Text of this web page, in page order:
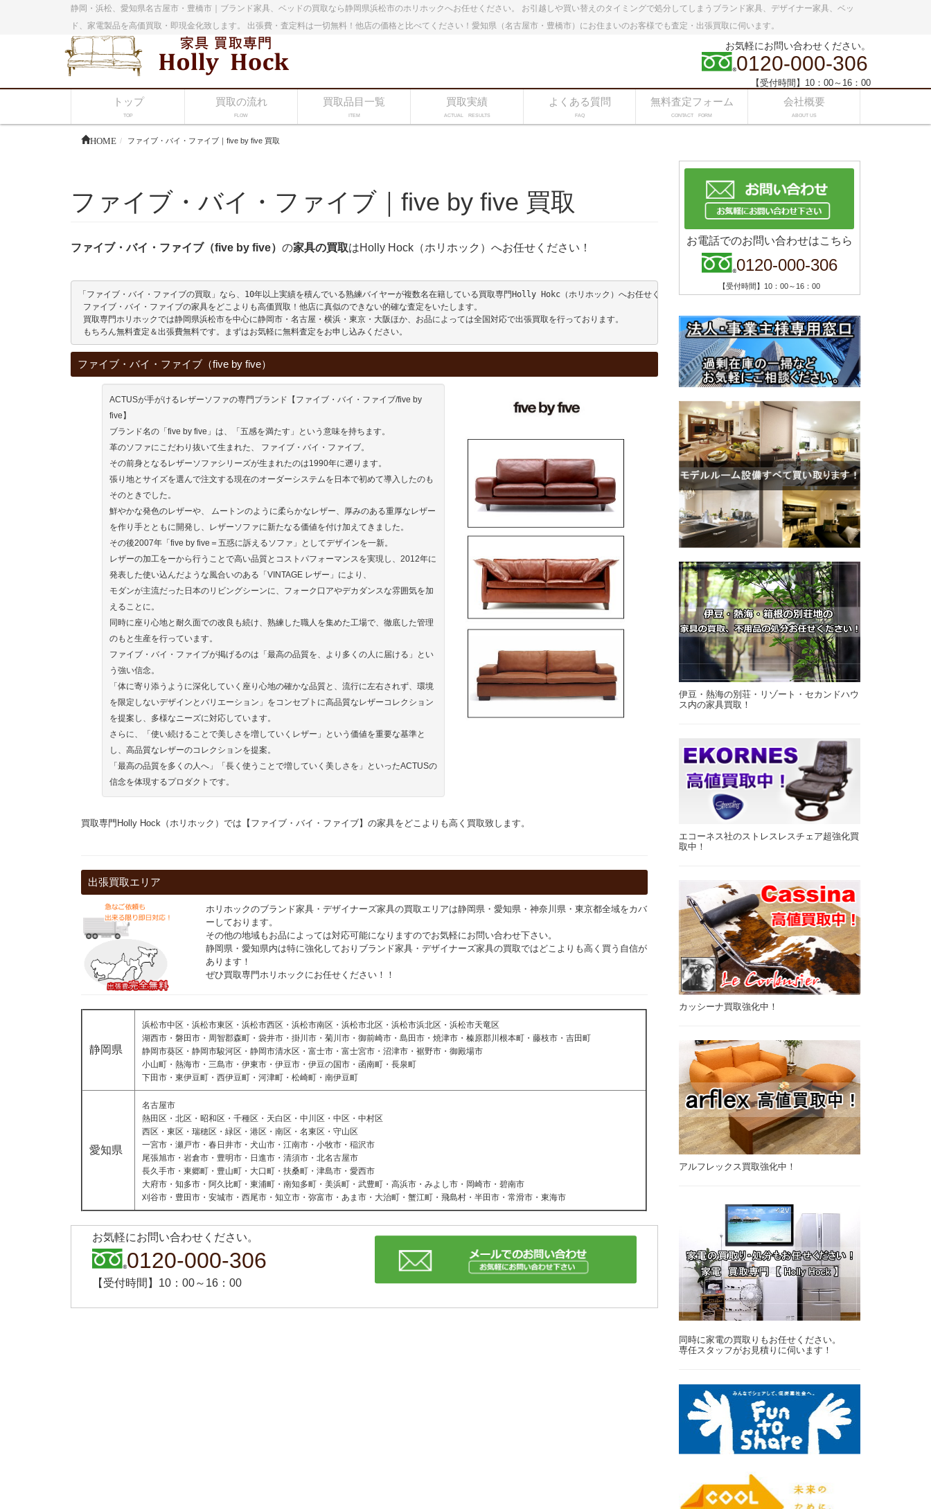
静岡・浜松、愛知県名古屋市・豊橋市｜ブランド家具、ベッドの買取なら静岡県浜松市のホリホックへお任せください。 お引越しや買い替えのタイミングで処分してしまうブランド家具、デザイナー家具、ベッ
ド、家電製品を高価買取・即現金化致します。 出張費・査定料は一切無料！他店の価格と比べてください！愛知県（名古屋市・豊橋市）にお住まいのお客様でも査定・出張買取に伺います。
お気軽にお問い合わせください。
0120-000-306
【受付時間】10：00～16：00
トップ
TOP
買取の流れ
FLOW
買取品目一覧
ITEM
買取実績
ACTUAL RESULTS
よくある質問
FAQ
無料査定フォーム
CONTACT FORM
会社概要
ABOUT US
HOME ファイブ・バイ・ファイブ｜five by five 買取
ファイブ・バイ・ファイブ｜five by five 買取
ファイブ・バイ・ファイブ（five by five） の家具の買取はHolly Hock（ホリホック）へお任せください！
「ファイブ・バイ・ファイブの買取」なら、10年以上実績を積んでいる熟練バイヤーが複数名在籍している買取専門Holly Hokc（ホリホック）へお任せください！
ファイブ・バイ・ファイブの家具をどこよりも高価買取！他店に真似のできない的確な査定をいたします。
買取専門ホリホックでは静岡県浜松市を中心に静岡市・名古屋・横浜・東京・大阪ほか、お品によっては全国対応で出張買取を行っております。
もちろん無料査定＆出張費無料です。まずはお気軽に無料査定をお申し込みください。
ファイブ・バイ・ファイブ（five by five）
ACTUSが手がけるレザーソファの専門ブランド【ファイブ・バイ・ファイブ/five by
five】
ブランド名の「five by five」は、「五感を満たす」という意味を持ちます。
革のソファにこだわり抜いて生まれた、 ファイブ・バイ・ファイブ。
その前身となるレザーソファシリーズが生まれたのは1990年に遡ります。
張り地とサイズを選んで注文する現在のオーダーシステムを日本で初めて導入したのも
そのときでした。
鮮やかな発色のレザーや、 ムートンのように柔らかなレザー、厚みのある重厚なレザー
を作り手とともに開発し、レザーソファに新たなる価値を付け加えてきました。
その後2007年「five by five＝五惑に訴えるソファ」としてデザインを一新。
レザーの加工をーから行うことで高い品質とコストパフォーマンスを実現し、2012年に
発表した使い込んだような風合いのある「VINTAGE レザー」により、
モダンが主流だった日本のリビングシーンに、フォーク口アやデカダンスな雰囲気を加
えることに。
同時に座り心地と耐久面での改良も続け、熟練した職人を集めた工場で、徹底した管理
のもと生産を行っています。
ファイブ・バイ・ファイブが掲げるのは「最高の品質を、より多くの人に届ける」とい
う強い信念。
「体に寄り添うように深化していく座り心地の確かな品質と、流行に左右されず、環境
を限定しないデザインとバリエーション」をコンセプトに高品質なレザーコレクション
を提案し、多様なニーズに対応しています。
さらに、「使い続けることで美しさを増していくレザー」という価値を重要な基準と
し、高品質なレザーのコレクションを提案。
「最高の品質を多くの人へ」「長く使うことで増していく美しさを」といったACTUSの
信念を体現するプロダクトです。
買取専門Holly Hock（ホリホック）では【ファイブ・バイ・ファイブ】の家具をどこよりも高く買取致します。
出張買取エリア
ホリホックのブランド家具・デザイナーズ家具の買取エリアは静岡県・愛知県・神奈川県・東京都全域をカバ
ーしております。
その他の地域もお品によっては対応可能になりますのでお気軽にお問い合わせ下さい。
静岡県・愛知県内は特に強化しておりブランド家具・デザイナーズ家具の買取ではどこよりも高く買う自信が
あります！
ぜひ買取専門ホリホックにお任せください！！
静岡県
浜松市中区・浜松市東区・浜松市西区・浜松市南区・浜松市北区・浜松市浜北区・浜松市天竜区
湖西市・磐田市・周智郡森町・袋井市・掛川市・菊川市・御前崎市・島田市・焼津市・榛原郡川根本町・藤枝市・吉田町
静岡市葵区・静岡市駿河区・静岡市清水区・富士市・富士宮市・沼津市・裾野市・御殿場市
小山町・熱海市・三島市・伊東市・伊豆市・伊豆の国市・函南町・長泉町
下田市・東伊豆町・西伊豆町・河津町・松崎町・南伊豆町
愛知県
名古屋市
熱田区・北区・昭和区・千種区・天白区・中川区・中区・中村区
西区・東区・瑞穂区・緑区・港区・南区・名東区・守山区
一宮市・瀬戸市・春日井市・犬山市・江南市・小牧市・稲沢市
尾張旭市・岩倉市・豊明市・日進市・清須市・北名古屋市
長久手市・東郷町・豊山町・大口町・扶桑町・津島市・愛西市
大府市・知多市・阿久比町・東浦町・南知多町・美浜町・武豊町・高浜市・みよし市・岡崎市・碧南市
刈谷市・豊田市・安城市・西尾市・知立市・弥富市・あま市・大治町・蟹江町・飛島村・半田市・常滑市・東海市
お気軽にお問い合わせください。
0120-000-306
【受付時間】10：00～16：00
お電話でのお問い合わせはこちら
0120-000-306
【受付時間】10：00～16：00
伊豆・熱海の別荘・リゾート・セカンドハウ
ス内の家具買取！
エコーネス社のストレスレスチェア超強化買
取中！
カッシーナ買取強化中！
アルフレックス買取強化中！
同時に家電の買取りもお任せください。
専任スタッフがお見積りに伺います！